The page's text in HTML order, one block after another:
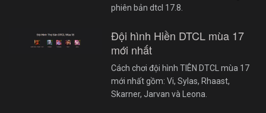
phiên bản dtcl 17.8.
Đội hình Hiền DTCL mùa 17
mới nhất
Cách chơi đội hình TIÊN DTCL mùa 17
mới nhất gồm: Vi, Sylas, Rhaast,
Skarner, Jarvan và Leona.